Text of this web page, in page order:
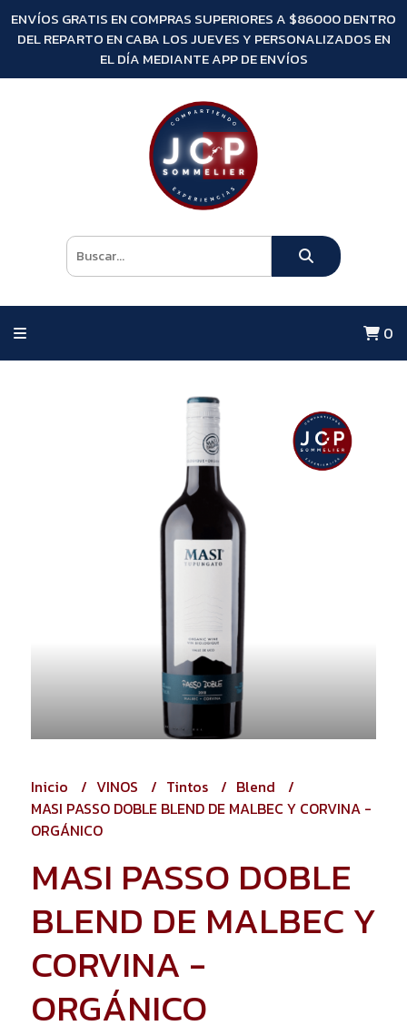
ENVÍOS GRATIS EN COMPRAS SUPERIORES A $86000 DENTRO
DEL REPARTO EN CABA LOS JUEVES Y PERSONALIZADOS EN
EL DÍA MEDIANTE APP DE ENVÍOS
0
Inicio VINOS Tintos
Blend
MASI PASSO DOBLE BLEND DE MALBEC Y CORVINA -
ORGÁNICO
MASI PASSO DOBLE
BLEND DE MALBEC Y
CORVINA -
ORGÁNICO